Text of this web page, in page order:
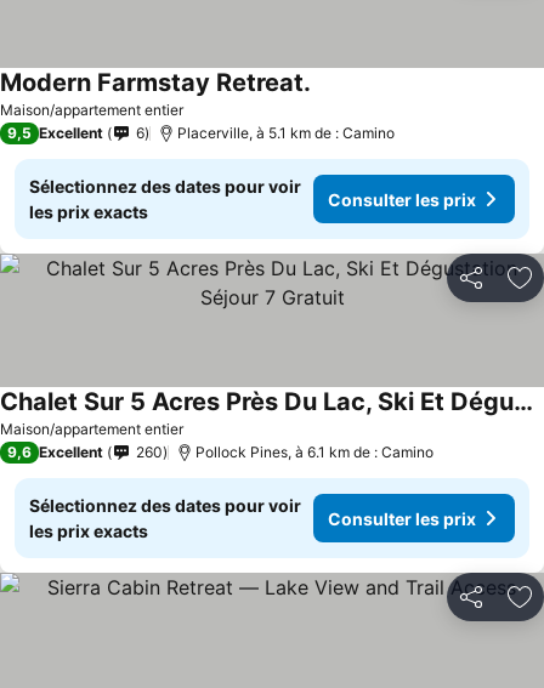
Maison/appartement entier
Modern Farmstay Retreat.
9,5 Excellent 6 Placerville, à 5.1 km de : Camino
Sélectionnez des dates pour voir
les prix exacts
Consulter les prix
Partager
Maison/appartement entier
Chalet Sur 5 Acres Près Du Lac, Ski Et Dégustation Séjour 7 Gratuit
Consulter les prix
9,6 Excellent 260 Pollock Pines, à 6.1 km de : Camino
Sélectionnez des dates pour voir
les prix exacts
Consulter les prix
Partager